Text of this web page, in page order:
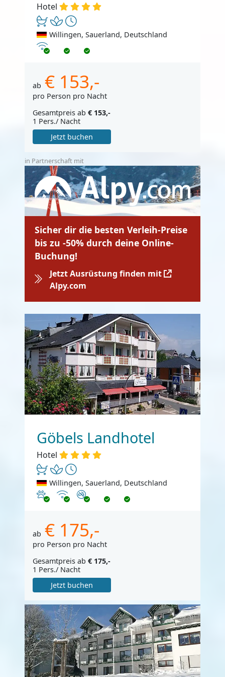
Hotel
Willingen, Sauerland, Deutschland
Internet
ab € 153,-
pro Person pro Nacht
Gesamtpreis ab € 153,-
1 Pers./ Nacht
Jetzt buchen
in Partnerschaft mit
Sicher dir die besten Verleih-Preise
bis zu -50% durch deine Online-
Buchung!
Jetzt Ausrüstung finden mit
Alpy.com
Göbels Landhotel
Hotel
Willingen, Sauerland, Deutschland
Haustiere erlaubt
InternetNichtraucher
ab € 175,-
pro Person pro Nacht
Gesamtpreis ab € 175,-
1 Pers./ Nacht
Jetzt buchen